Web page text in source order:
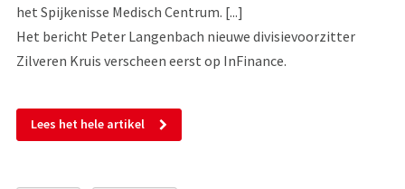
het Spijkenisse Medisch Centrum. [...]
Het bericht Peter Langenbach nieuwe divisievoorzitter
Zilveren Kruis verscheen eerst op InFinance.
Lees het hele artikel